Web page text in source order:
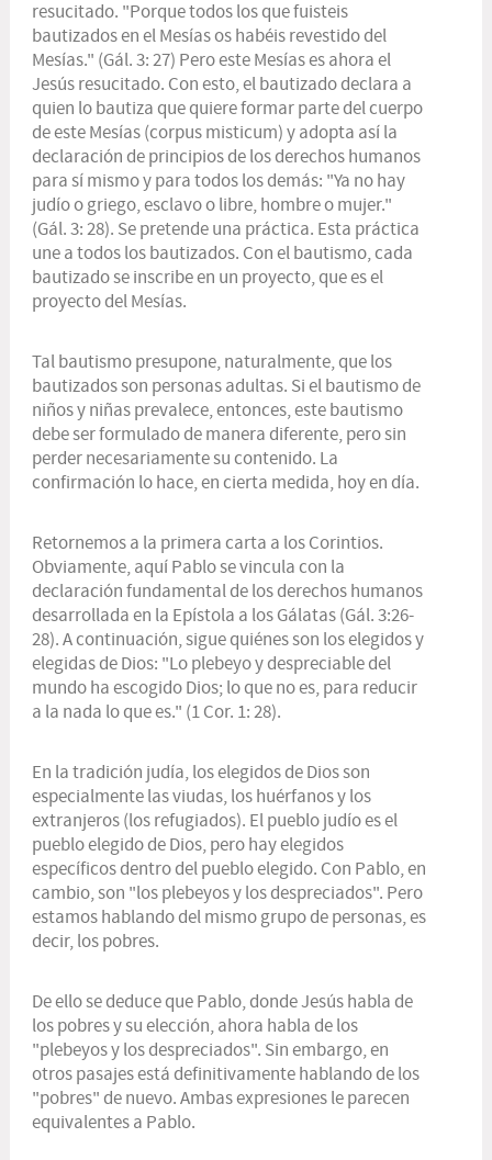
resucitado. "Porque todos los que fuisteis
bautizados en el Mesías os habéis revestido del
Mesías." (Gál. 3: 27) Pero este Mesías es ahora el
Jesús resucitado. Con esto, el bautizado declara a
quien lo bautiza que quiere formar parte del cuerpo
de este Mesías (corpus misticum) y adopta así la
declaración de principios de los derechos humanos
para sí mismo y para todos los demás: "Ya no hay
judío o griego, esclavo o libre, hombre o mujer."
(Gál. 3: 28). Se pretende una práctica. Esta práctica
une a todos los bautizados. Con el bautismo, cada
bautizado se inscribe en un proyecto, que es el
proyecto del Mesías.
Tal bautismo presupone, naturalmente, que los
bautizados son personas adultas. Si el bautismo de
niños y niñas prevalece, entonces, este bautismo
debe ser formulado de manera diferente, pero sin
perder necesariamente su contenido. La
confirmación lo hace, en cierta medida, hoy en día.
Retornemos a la primera carta a los Corintios.
Obviamente, aquí Pablo se vincula con la
declaración fundamental de los derechos humanos
desarrollada en la Epístola a los Gálatas (Gál. 3:26-
28). A continuación, sigue quiénes son los elegidos y
elegidas de Dios: "Lo plebeyo y despreciable del
mundo ha escogido Dios; lo que no es, para reducir
a la nada lo que es." (1 Cor. 1: 28).
En la tradición judía, los elegidos de Dios son
especialmente las viudas, los huérfanos y los
extranjeros (los refugiados). El pueblo judío es el
pueblo elegido de Dios, pero hay elegidos
específicos dentro del pueblo elegido. Con Pablo, en
cambio, son "los plebeyos y los despreciados". Pero
estamos hablando del mismo grupo de personas, es
decir, los pobres.
De ello se deduce que Pablo, donde Jesús habla de
los pobres y su elección, ahora habla de los
"plebeyos y los despreciados". Sin embargo, en
otros pasajes está definitivamente hablando de los
"pobres" de nuevo. Ambas expresiones le parecen
equivalentes a Pablo.